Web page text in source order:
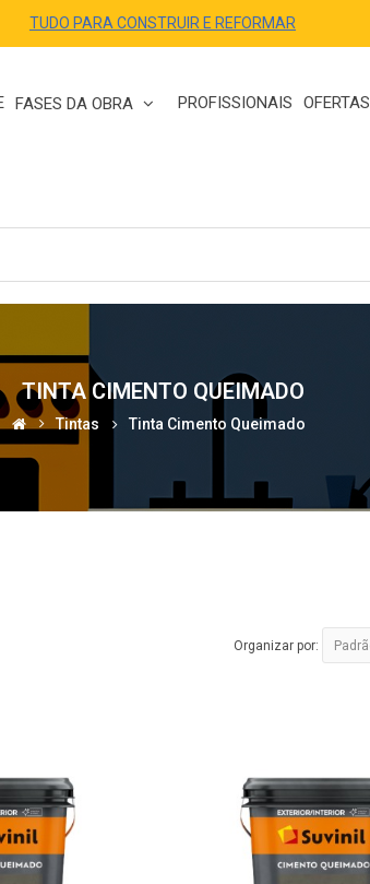
TUDO PARA CONSTRUIR E REFORMAR
FASES DA OBRA PROFISSIONAIS OFERTAS
TINTA CIMENTO QUEIMADO
Tintas Tinta Cimento Queimado
Organizar por: